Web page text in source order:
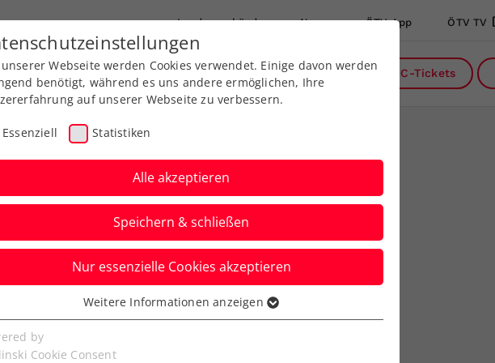
Landesverbände News ÖTV App ÖTV TV
Ausbildung Services Über uns DC-Tickets
Linz: Potapova
Webseite werden Cookies verwendet. Einige davon werden
benötigt, während es uns andere ermöglichen, Ihre
auf unserer Webseite zu verbessern.
Essenziell Statistiken
Alle akzeptieren
Speichern & schließen
Nur essenzielle Cookies akzeptieren
Cookies werden für grundlegende Funktionen der
benötigt. Dadurch ist gewährleistet, dass die Webseite
Weitere Informationen anzeigen
by
Cookie Consent